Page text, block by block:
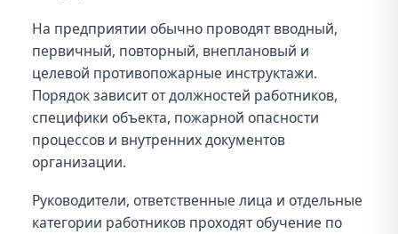
На предприятии обычно проводят вводный,
первичный, повторный, внеплановый и
целевой противопожарные инструктажи.
Порядок зависит от должностей работников,
специфики объекта, пожарной опасности
процессов и внутренних документов
организации.
Руководители, ответственные лица и отдельные
категории работников проходят обучение по